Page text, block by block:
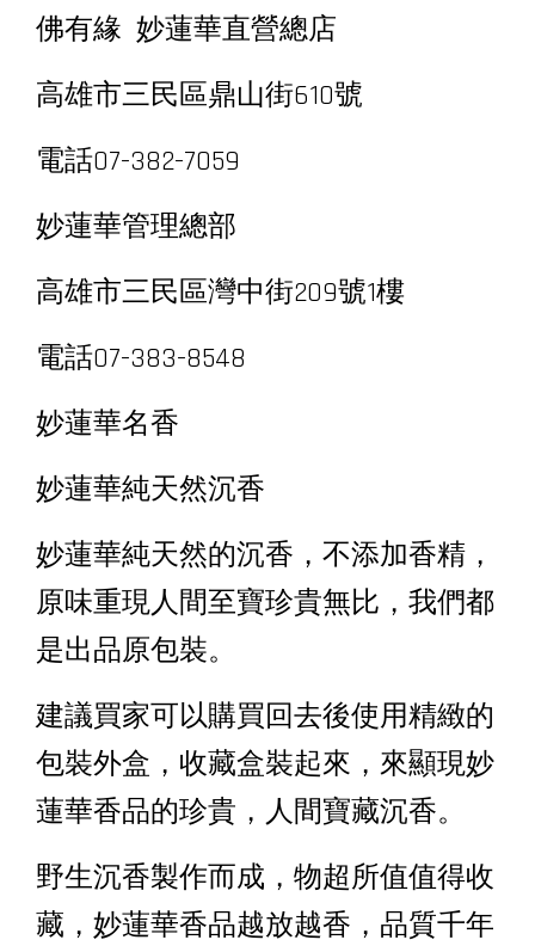
佛有緣 妙蓮華直營總店
高雄市三民區鼎山街610號
電話07-382-7059
妙蓮華管理總部
高雄市三民區灣中街209號1樓
電話07-383-8548
妙蓮華名香
妙蓮華純天然沉香
妙蓮華純天然的沉香，不添加香精，
原味重現人間至寶珍貴無比，我們都
是出品原包裝。
建議買家可以購買回去後使用精緻的
包裝外盒，收藏盒裝起來，來顯現妙
蓮華香品的珍貴，人間寶藏沉香。
野生沉香製作而成，物超所值值得收
藏，妙蓮華香品越放越香，品質千年